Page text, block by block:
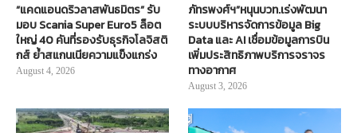
“แคดแอนดริวลาสพันธมิตร” รับ
มอบ Scania Super Euro5 ล็อต
ใหญ่ 40 คันที่รองรับธุรกิจโลจิสติ
กส์ ย้ำสแกนเนียความแข็งแกร่ง
August 4, 2026
ภัทรพงศ์ฯ”หนุนบวท.เร่งพัฒนา
ระบบบริหารจัดการข้อมูล Big
Data และ AI เชื่อมข้อมูลการบิน
เพิ่มประสิทธิภาพบริการจราจร
ทางอากาศ
August 3, 2026